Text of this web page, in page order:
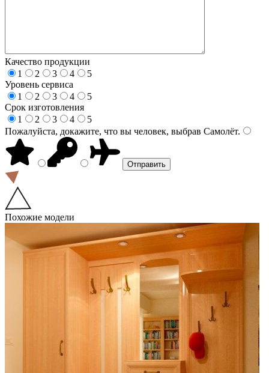
Качество продукции
1
2 3 4
5
Уровень сервиса
1
2 3 4
5
Срок изготовления
1
2 3 4
5
Пожалуйста, докажите, что вы человек, выбрав Самолёт.
Похожие модели